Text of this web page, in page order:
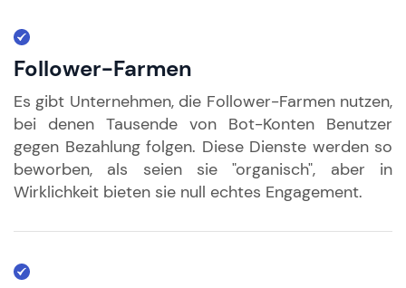
Follower-Farmen
Es gibt Unternehmen, die Follower-Farmen nutzen,
bei denen Tausende von Bot-Konten Benutzer
gegen Bezahlung folgen. Diese Dienste werden so
beworben, als seien sie "organisch", aber in
Wirklichkeit bieten sie null echtes Engagement.